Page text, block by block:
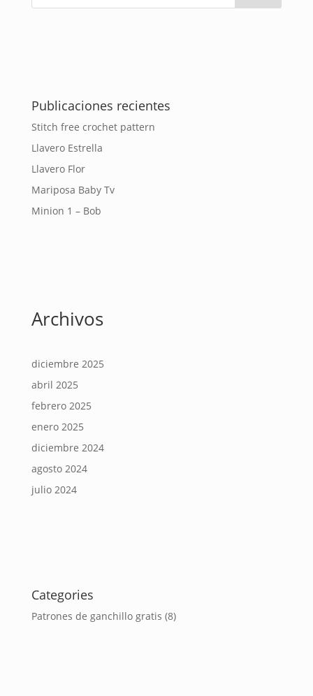
Publicaciones recientes
Stitch free crochet pattern
Llavero Estrella
Llavero Flor
Mariposa Baby Tv
Minion 1 – Bob
Archivos
diciembre 2025
abril 2025
febrero 2025
enero 2025
diciembre 2024
agosto 2024
julio 2024
Categories
Patrones de ganchillo gratis (8)